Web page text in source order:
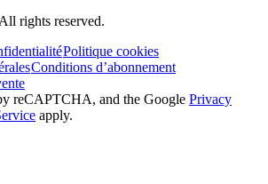
rights reserved.
Politique cookies
Conditions d’abonnement
reCAPTCHA, and the Google Privacy
apply.